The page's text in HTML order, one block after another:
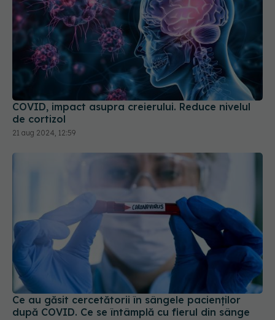
COVID, impact asupra creierului. Reduce nivelul
de cortizol
21 aug 2024, 12:59
Ce au găsit cercetătorii în sângele pacienților
după COVID. Ce se întâmplă cu fierul din sânge